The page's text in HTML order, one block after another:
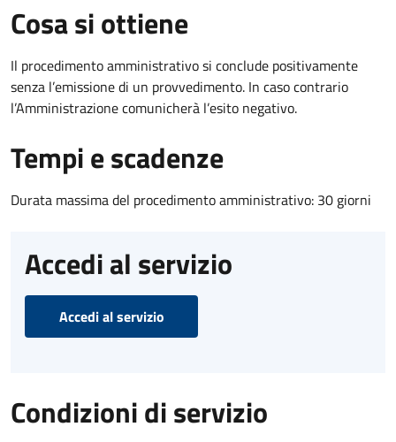
Cosa si ottiene
Il procedimento amministrativo si conclude positivamente
senza l’emissione di un provvedimento. In caso contrario
l’Amministrazione comunicherà l’esito negativo.
Tempi e scadenze
Durata massima del procedimento amministrativo: 30 giorni
Accedi al servizio
Accedi al servizio
Condizioni di servizio